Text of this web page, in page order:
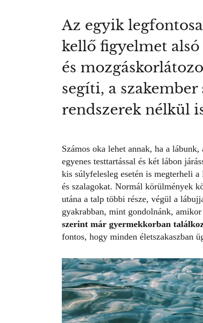
Az egyik
kellő figyelmet
és
segíti, a
rendszerek nélkül
Számos oka lehet annak, ha a lábunk,
egyenes testtartással és két lábon
kis súlyfelesleg esetén is megterheli
és szalagokat. Normál körülmények
utána a talp többi része, végül a
gyakrabban, mint gondolnánk,
szerint már gyermekkorban
fontos, hogy minden életszakaszban